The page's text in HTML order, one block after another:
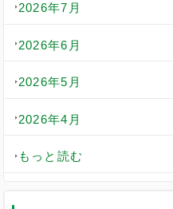
2026年7月
2026年6月
2026年5月
2026年4月
もっと読む